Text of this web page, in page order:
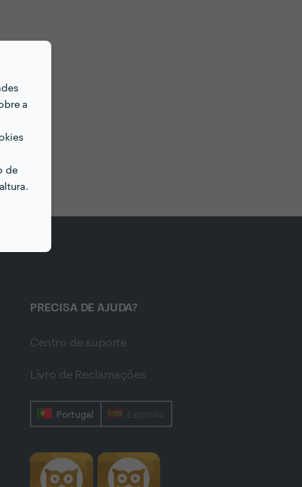
a
de
PRECISA DE AJUDA?
Centro de suporte
Livro de Reclamações
Portugal Espanha